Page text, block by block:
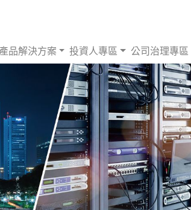
產品解決方案 投資人專區 公司治理專區